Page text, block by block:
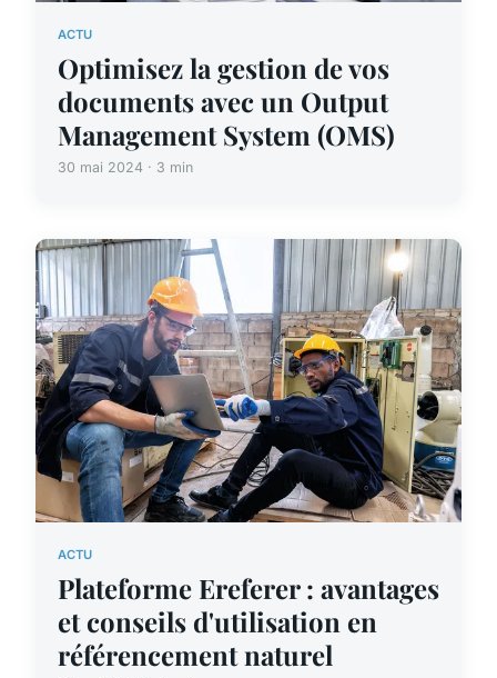
ACTU
Optimisez la gestion de vos
documents avec un Output
Management System (OMS)
30 mai 2024 · 3 min
ACTU
Plateforme Ereferer : avantages
et conseils d'utilisation en
référencement naturel